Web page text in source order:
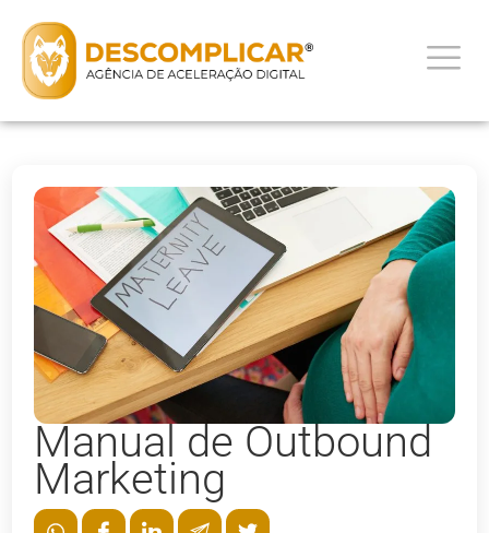
Manual de Outbound
Marketing